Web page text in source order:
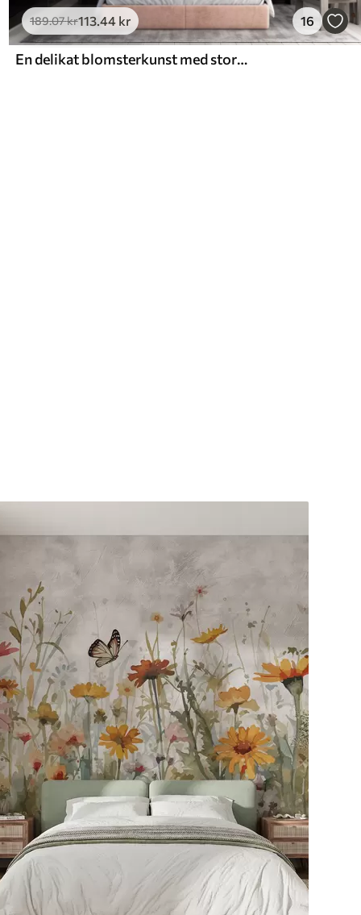
189.07kr113.44 kr 16
En delikat blomsterkunst med store pastelfarvede blomster med gennemskinnelige kronblade, bløde stilke og en blid diffus baggrund